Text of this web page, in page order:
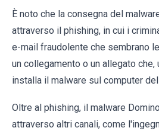
È noto che la consegna del
attraverso il phishing, in cui i
e-mail fraudolente che sembrano
un collegamento o un allegato che,
installa il malware sul computer
Oltre al phishing, il malware
attraverso altri canali, come